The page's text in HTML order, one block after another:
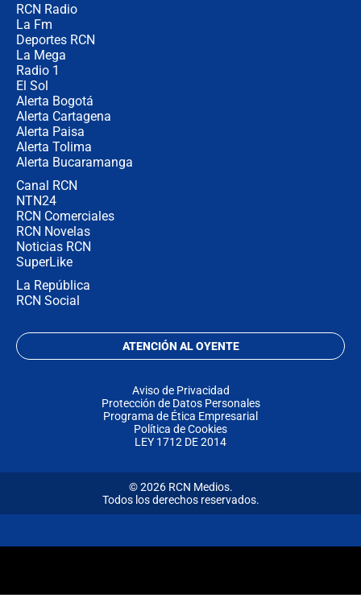
RCN Radio
La Fm
Deportes RCN
La Mega
Radio 1
El Sol
Alerta Bogotá
Alerta Cartagena
Alerta Paisa
Alerta Tolima
Alerta Bucaramanga
Canal RCN
NTN24
RCN Comerciales
RCN Novelas
Noticias RCN
SuperLike
La República
RCN Social
ATENCIÓN AL OYENTE
Aviso de Privacidad
Protección de Datos Personales
Programa de Ética Empresarial
Política de Cookies
LEY 1712 DE 2014
© 2026 RCN Medios.
Todos los derechos reservados.